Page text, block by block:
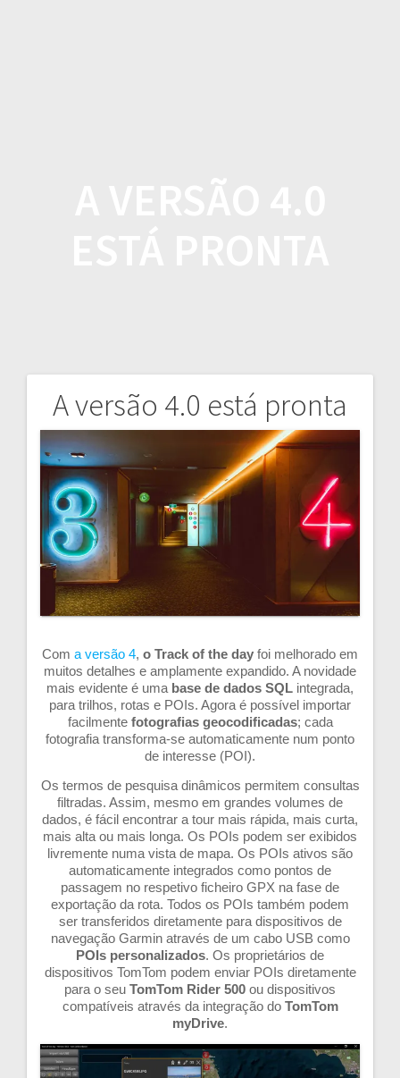
A versão 4.0 está pronta
Com a versão 4, o Track of the day foi melhorado em
muitos detalhes e amplamente expandido. A novidade
mais evidente é uma base de dados SQL integrada,
para trilhos, rotas e POIs. Agora é possível importar
facilmente fotografias geocodificadas; cada
fotografia transforma-se automaticamente num ponto
de interesse (POI).
Os termos de pesquisa dinâmicos permitem consultas
filtradas. Assim, mesmo em grandes volumes de
dados, é fácil encontrar a tour mais rápida, mais curta,
mais alta ou mais longa. Os POIs podem ser exibidos
livremente numa vista de mapa. Os POIs ativos são
automaticamente integrados como pontos de
passagem no respetivo ficheiro GPX na fase de
exportação da rota. Todos os POIs também podem
ser transferidos diretamente para dispositivos de
navegação Garmin através de um cabo USB como
POIs personalizados. Os proprietários de
dispositivos TomTom podem enviar POIs diretamente
para o seu TomTom Rider 500 ou dispositivos
compatíveis através da integração do TomTom
myDrive.
Navegação
de
artigos